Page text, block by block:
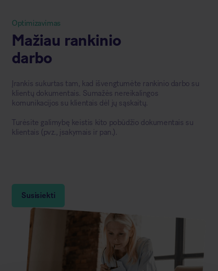
Optimizavimas
Mažiau rankinio
darbo
Įrankis sukurtas tam, kad išvengtumėte rankinio darbo su
klientų dokumentais. Sumažės nereikalingos
komunikacijos su klientais dėl jų sąskaitų.
Turėsite galimybę keistis kito pobūdžio dokumentais su
klientais (pvz., įsakymais ir pan.).
Susisiekti